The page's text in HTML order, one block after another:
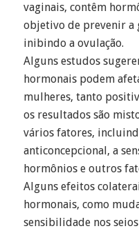
vaginais, contêm
objetivo de prevenir a
inibindo a ovulação.
Alguns estudos
hormonais podem
mulheres, tanto
os resultados são
vários fatores,
anticoncepcional, a
hormônios e outros
Alguns efeitos
hormonais, como
sensibilidade nos